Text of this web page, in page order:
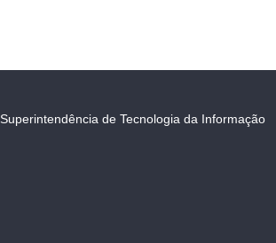
Superintendência de Tecnologia da Informação